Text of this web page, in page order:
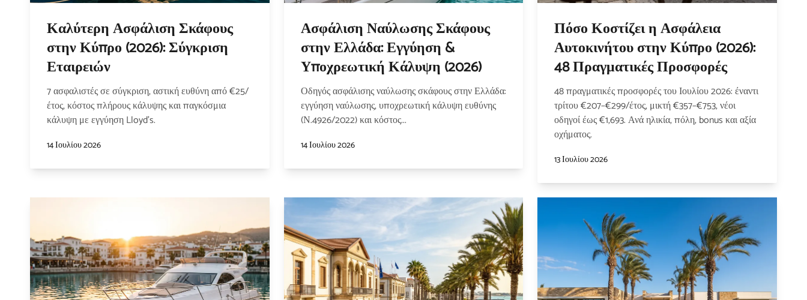
Καλύτερη Ασφάλιση Σκάφους
στην Κύπρο (2026): Σύγκριση
Εταιρειών
7 ασφαλιστές σε σύγκριση, αστική ευθύνη από €25/
έτος, κόστος πλήρους κάλυψης και παγκόσμια
κάλυψη με εγγύηση Lloyd's.
14 Ιουλίου 2026
Ασφάλιση Ναύλωσης Σκάφους
στην Ελλάδα: Εγγύηση &
Υποχρεωτική Κάλυψη (2026)
Οδηγός ασφάλισης ναύλωσης σκάφους στην Ελλάδα:
εγγύηση ναύλωσης, υποχρεωτική κάλυψη ευθύνης
(Ν.4926/2022) και κόστος...
14 Ιουλίου 2026
Πόσο Κοστίζει η Ασφάλεια
Αυτοκινήτου στην Κύπρο (2026):
48 Πραγματικές Προσφορές
48 πραγματικές προσφορές του Ιουλίου 2026: έναντι
τρίτου €207–€299/έτος, μικτή €357–€753, νέοι
οδηγοί έως €1,693. Ανά ηλικία, πόλη, bonus και αξία
οχήματος.
13 Ιουλίου 2026